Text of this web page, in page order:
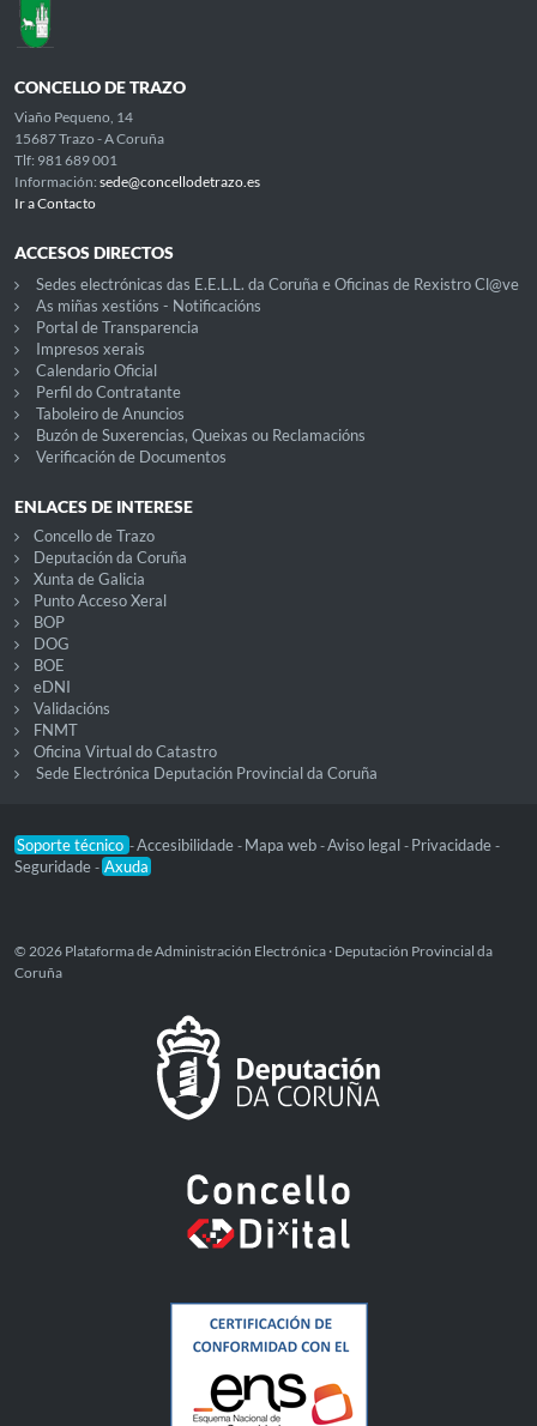
CONCELLO DE TRAZO
Viaño Pequeno, 14
15687 Trazo - A Coruña
Tlf: 981 689 001
Información: sede@concellodetrazo.es
Ir a Contacto
ACCESOS DIRECTOS
Sedes electrónicas das E.E.L.L. da Coruña e Oficinas de Rexistro Cl@ve
As miñas xestións - Notificacións
Portal de Transparencia
Impresos xerais
Calendario Oficial
Perfil do Contratante
Taboleiro de Anuncios
Buzón de Suxerencias, Queixas ou Reclamacións
Verificación de Documentos
ENLACES DE INTERESE
Concello de Trazo
Deputación da Coruña
Xunta de Galicia
Punto Acceso Xeral
BOP
DOG
BOE
eDNI
Validacións
FNMT
Oficina Virtual do Catastro
Sede Electrónica Deputación Provincial da Coruña
Soporte técnico -Accesibilidade - Mapa web -Aviso legal - Privacidade -
Seguridade - Axuda
© 2026 Plataforma de Administración Electrónica · Deputación Provincial da
Coruña